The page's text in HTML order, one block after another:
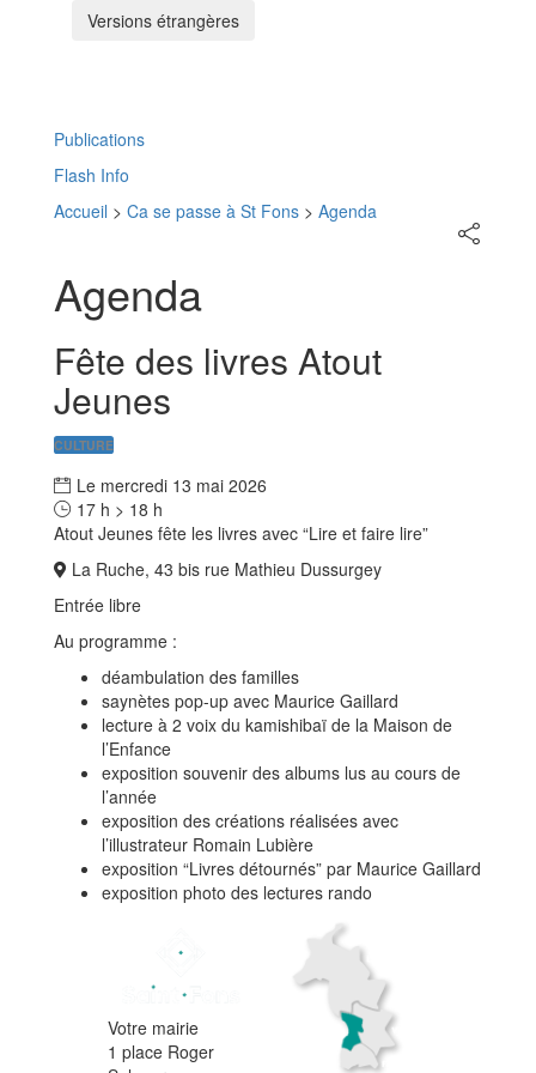
Versions étrangères
Publications
Flash Info
Accueil > Ca se passe à St Fons > Agenda
Partager
sur
Agenda
Fête des livres Atout
Jeunes
CULTURE
Le mercredi 13 mai 2026
17 h > 18 h
Atout Jeunes fête les livres avec “Lire et faire lire”
La Ruche, 43 bis rue Mathieu Dussurgey
Entrée libre
Au programme :
déambulation des familles
saynètes pop-up avec Maurice Gaillard
lecture à 2 voix du kamishibaï de la Maison de
l’Enfance
exposition souvenir des albums lus au cours de
l’année
exposition des créations réalisées avec
l’illustrateur Romain Lubière
exposition “Livres détournés” par Maurice Gaillard
exposition photo des lectures rando
Votre mairie
1 place Roger